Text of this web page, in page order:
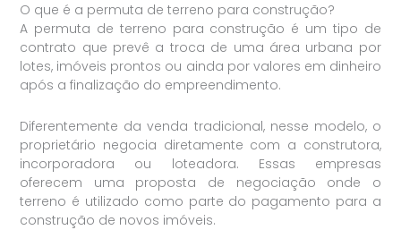
O que é a permuta de terreno para construção?
A permuta de terreno para construção é um tipo de
contrato que prevê a troca de uma área urbana por
lotes, imóveis prontos ou ainda por valores em dinheiro
após a finalização do empreendimento.
Diferentemente da venda tradicional, nesse modelo, o
proprietário negocia diretamente com a construtora,
incorporadora ou loteadora. Essas empresas
oferecem uma proposta de negociação onde o
terreno é utilizado como parte do pagamento para a
construção de novos imóveis.